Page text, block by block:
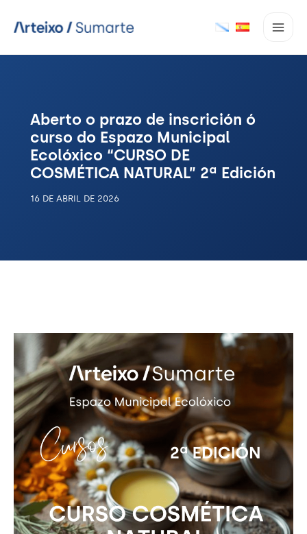
Aberto o prazo de inscrición ó
curso do Espazo Municipal
Ecolóxico “CURSO DE
COSMÉTICA NATURAL” 2ª Edición
16 DE ABRIL DE 2026